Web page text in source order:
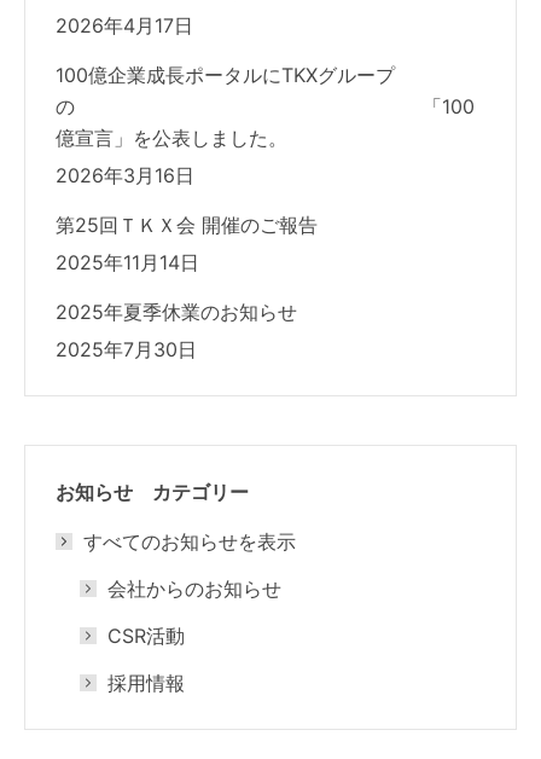
2026年4月17日
100億企業成長ポータルにTKXグループ
の 「100
億宣言」を公表しました。
2026年3月16日
第25回ＴＫＸ会 開催のご報告
2025年11月14日
2025年夏季休業のお知らせ
2025年7月30日
お知らせ カテゴリー
すべてのお知らせを表示
会社からのお知らせ
CSR活動
採用情報